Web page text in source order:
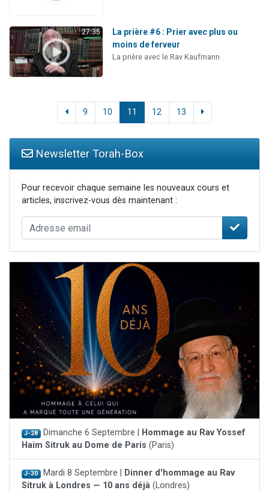
27:35
La prière #6 : Prier avec plus ou
moins de ferveur
La prière avec le Rav Kaufmann
9 10 11 12 13
Newsletter Torah-Box
Pour recevoir chaque semaine les nouveaux cours et
articles, inscrivez-vous dès maintenant :
J-28 Dimanche 6 Septembre |
Hommage au Rav Yossef
Haim Sitruk au Dome de Paris (Paris)
J-30 Mardi 8 Septembre |
Dinner d'hommage au Rav
Sitruk à Londres — 10 ans déjà (Londres)